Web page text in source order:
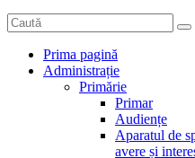
Prima pagină
Administrație
Primărie
Primar
Audiențe
Aparatul de
avere și